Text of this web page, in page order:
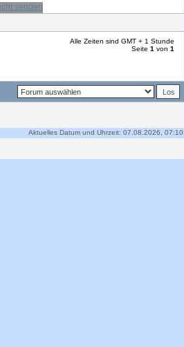
Alle Zeiten sind GMT + 1 Stunde
Seite 1 von 1
Aktuelles Datum und Uhrzeit: 07.08.2026, 07:10